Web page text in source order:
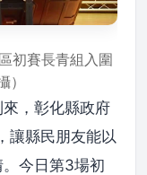
初賽長青組入圍
，彰化縣政府
讓縣民朋友能以
今日第3場初